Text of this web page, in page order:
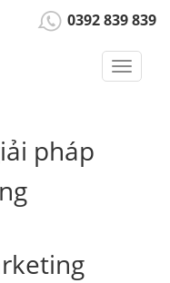
0392 839 839
Toggle
pháp